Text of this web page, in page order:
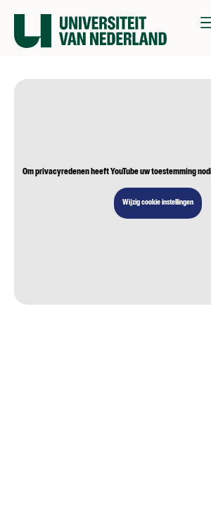
Om privacyredenen heeft YouTube uw toestemming
Wijzig cookie instellingen